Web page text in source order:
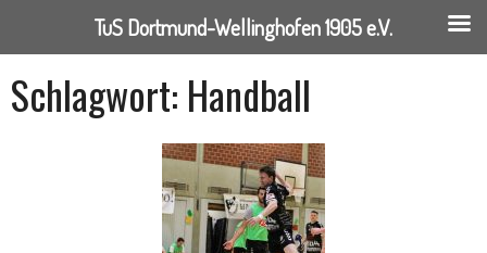
zum
Inhalt
Schlagwort: Handball
TuS Dortmund-Wellinghofen 1905 e.V.